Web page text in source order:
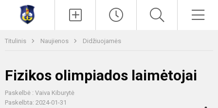
Titulinis Naujienos Didžiuojamės
Fizikos olimpiados laimėtojai
Paskelbė : Vaiva Kiburytė
Paskelbta: 2024-01-31